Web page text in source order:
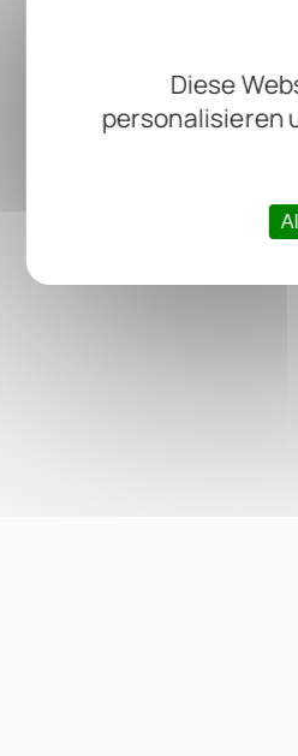
Diese
personalisieren